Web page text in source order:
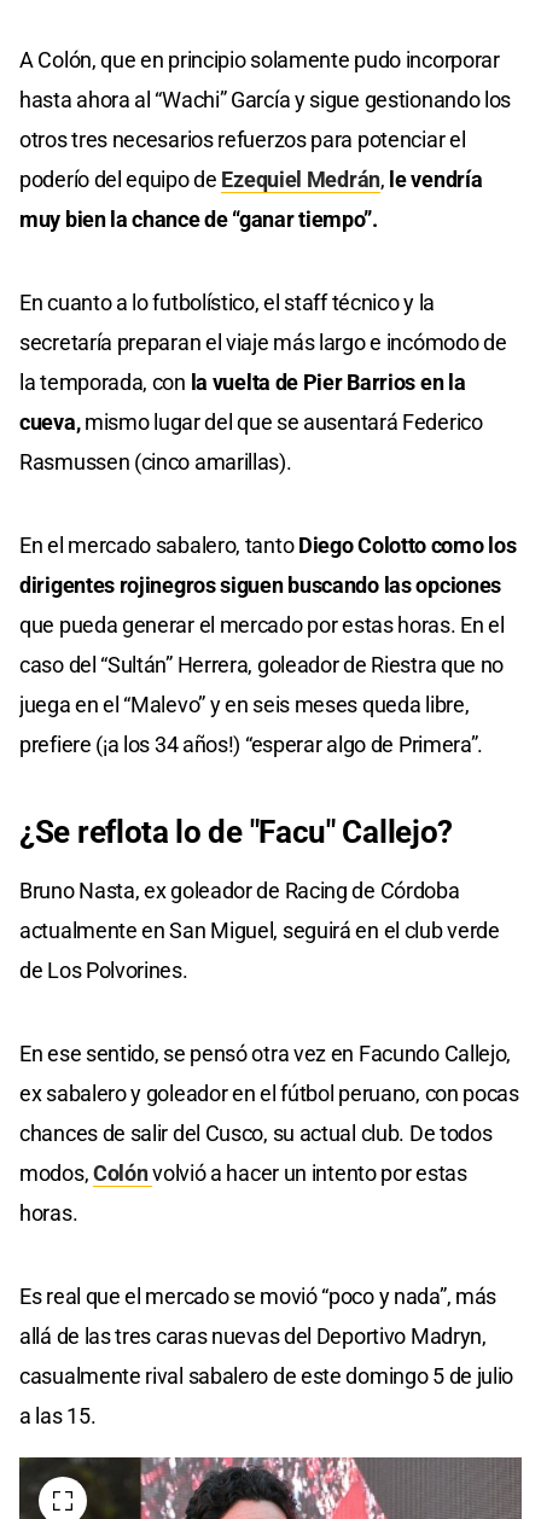
A Colón, que en principio solamente pudo incorporar
hasta ahora al “Wachi” García y sigue gestionando los
otros tres necesarios refuerzos para potenciar el
poderío del equipo de Ezequiel Medrán, le vendría
muy bien la chance de “ganar tiempo”.
En cuanto a lo futbolístico, el staff técnico y la
secretaría preparan el viaje más largo e incómodo de
la temporada, con la vuelta de Pier Barrios en la
cueva,mismo lugar del que se ausentará Federico
Rasmussen (cinco amarillas).
En el mercado sabalero, tantoDiego Colotto como los
dirigentes rojinegros siguen buscando las opciones
que pueda generar el mercado por estas horas. En el
caso del “Sultán” Herrera, goleador de Riestra que no
juega en el “Malevo” y en seis meses queda libre,
prefiere (¡a los 34 años!) “esperar algo de Primera”.
¿Se reflota lo de "Facu" Callejo?
Bruno Nasta, ex goleador de Racing de Córdoba
actualmente en San Miguel, seguirá en el club verde
de Los Polvorines.
En ese sentido, se pensó otra vez en Facundo Callejo,
ex sabalero y goleador en el fútbol peruano, con pocas
chances de salir del Cusco, su actual club. De todos
modos,Colónvolvió a hacer un intento por estas
horas.
Es real que el mercado se movió “poco y nada”, más
allá de las tres caras nuevas del Deportivo Madryn,
casualmente rival sabalero de este domingo 5 de julio
a las 15.